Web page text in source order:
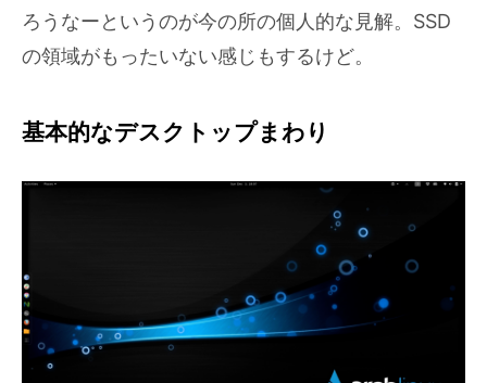
ろうなーというのが今の所の個人的な見解。SSD
の領域がもったいない感じもするけど。
基本的なデスクトップまわり